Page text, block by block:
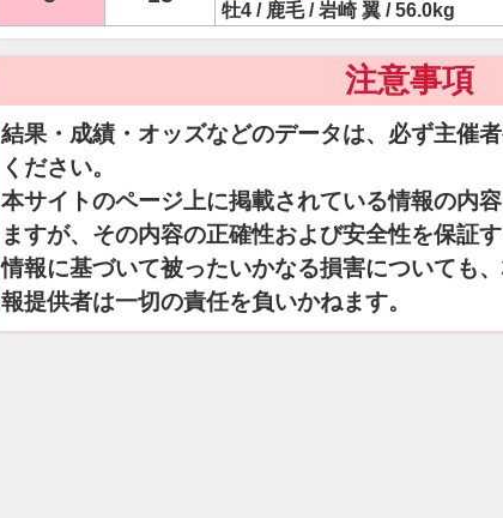
牡4 / 鹿毛 / 岩崎 翼 / 56.0kg
注意事項
結果・成績・オッズなどのデータは、必ず主催
ください。
本サイトのページ上に掲載されている情報の内
ますが、その内容の正確性および安全性を保証
情報に基づいて被ったいかなる損害についても
報提供者は一切の責任を負いかねます。